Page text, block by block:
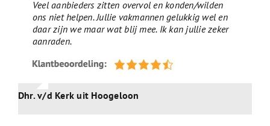
Veel aanbieders zitten overvol en konden/wilden
ons niet helpen. Jullie vakmannen gelukkig wel en
daar zijn we maar wat blij mee. Ik kan jullie zeker
aanraden.
Dhr. v/d Kerk uit Hoogeloon